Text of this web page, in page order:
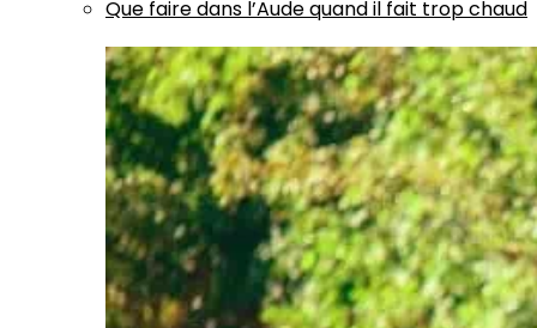
Que faire dans l’Aude quand il fait trop chaud